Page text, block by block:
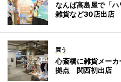
なんば高島屋で「
雑貨など30店出店
買う
心斎橋に雑貨メー
拠点 関西初出店